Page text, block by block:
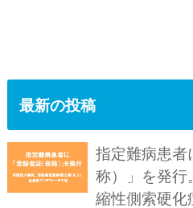
最新の投稿
指定難病患者
称）」を発行
縮性側索硬化